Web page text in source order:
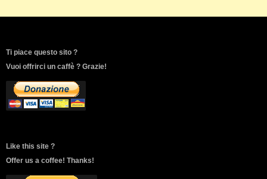
Ti piace questo sito ?
Vuoi offrirci un caffè ? Grazie!
Like this site ?
Offer us a coffee! Thanks!